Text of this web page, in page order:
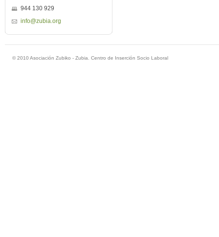
944 130 929
info@zubia.org
© 2010 Asociación Zubiko - Zubia. Centro de Inserción Socio Laboral